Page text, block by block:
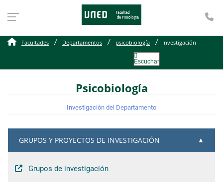
Investigación
Facultades Departamentos psicobiología Investigación
Escuchar
Psicobiología
Investigación del Departamento
GRUPOS Y PROYECTOS DE INVESTIGACIÓN
Grupos de investigación